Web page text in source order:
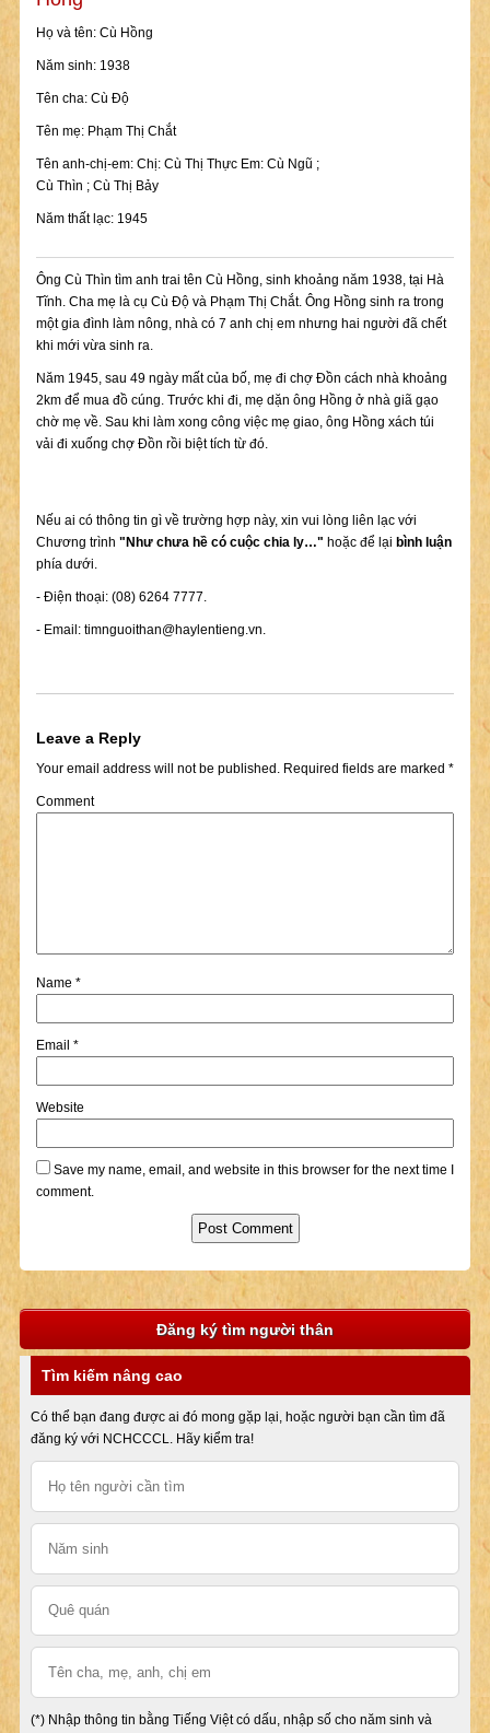
Họ và tên: Cù Hồng
Năm sinh: 1938
Tên cha: Cù Độ
Tên mẹ: Phạm Thị Chắt
Tên anh-chị-em: Chị: Cù Thị Thực Em: Cù Ngũ ;
Cù Thìn ; Cù Thị Bảy
Năm thất lạc: 1945
Ông Cù Thìn tìm anh trai tên Cù Hồng, sinh khoảng năm 1938, tại Hà
Tĩnh. Cha mẹ là cụ Cù Độ và Phạm Thị Chắt. Ông Hồng sinh ra trong
một gia đình làm nông, nhà có 7 anh chị em nhưng hai người đã chết
khi mới vừa sinh ra.
Năm 1945, sau 49 ngày mất của bố, mẹ đi chợ Đồn cách nhà khoảng
2km để mua đồ cúng. Trước khi đi, mẹ dặn ông Hồng ở nhà giã gạo
chờ mẹ về. Sau khi làm xong công việc mẹ giao, ông Hồng xách túi
vải đi xuống chợ Đồn rồi biệt tích từ đó.
Nếu ai có thông tin gì về trường hợp này, xin vui lòng liên lạc với
Chương trình "Như chưa hề có cuộc chia ly…" hoặc để lại bình luận
phía dưới.
- Điện thoại: (08) 6264 7777.
- Email: timnguoithan@haylentieng.vn.
Leave a Reply
Your email address will not be published.Required fields are marked *
Comment
Name *
Email *
Website
Save my name, email, and website in this browser for the next time I
comment.
Đăng ký tìm người thân
Tìm kiếm nâng cao
Có thể bạn đang được ai đó mong gặp lại, hoặc người bạn cần tìm đã
đăng ký với NCHCCCL. Hãy kiểm tra!
(*) Nhập thông tin bằng Tiếng Việt có dấu, nhập số cho năm sinh và